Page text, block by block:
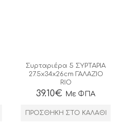
Συρταριέρα 5 ΣΥΡΤΑΡΙΑ
27.5x34x26cm ΓΑΛΑΖΙΟ
RIO
39.10€ Με ΦΠΑ
ΠΡΟΣΘΉΚΗ ΣΤΟ ΚΑΛΆΘΙ